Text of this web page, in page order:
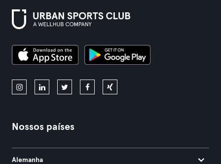
Nossos países
Alemanha